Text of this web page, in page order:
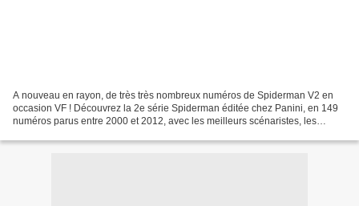
A nouveau en rayon, de très très nombreux numéros de Spiderman V2 en
occasion VF ! Découvrez la 2e série Spiderman éditée chez Panini, en 149
numéros parus entre 2000 et 2012, avec les meilleurs scénaristes, les